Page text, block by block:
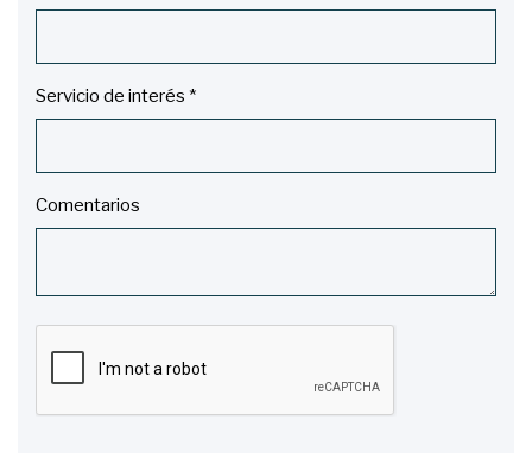
Servicio de interés *
Comentarios